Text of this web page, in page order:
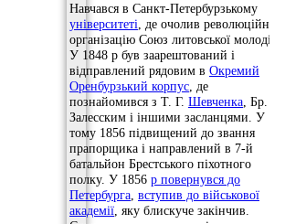
Навчався в Санкт-Петербурзькому
університеті, де очолив революційну
організацію Союз литовської молоді.
У 1848 р був заарештований і
відправлений рядовим в Окремий
Оренбурзький корпус, де
познайомився з Т. Г. Шевченка, Бр.
Залесским і іншими засланцями. У
тому 1856 підвищений до звання
прапорщика і направлений в 7-й
батальйон Брестського піхотного
полку. У 1856 р повернувся до
Петербурга, вступив до військової
академії, яку блискуче закінчив.